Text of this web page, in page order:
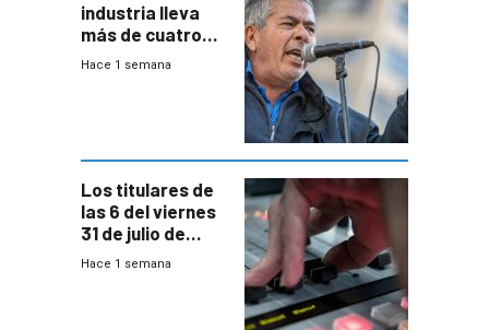
industria lleva
más de cuatro
meses sin
Hace 1 semana
Los titulares de
las 6 del viernes
31 de julio de
2026
Hace 1 semana